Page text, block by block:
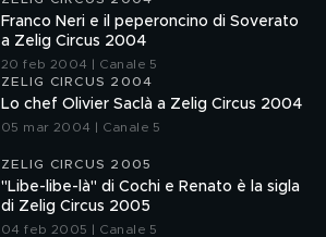
Franco Neri e il peperoncino di Soverato
a Zelig Circus 2004
20 feb 2004 | Canale 5
ZELIG CIRCUS 2004
Lo chef Olivier Saclà a Zelig Circus 2004
05 mar 2004 | Canale 5
ZELIG CIRCUS 2005
"Libe-libe-là" di Cochi e Renato è la sigla
di Zelig Circus 2005
04 feb 2005 | Canale 5